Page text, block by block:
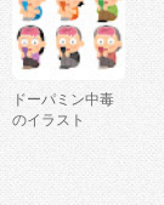
ドーパミン中毒
のイラスト